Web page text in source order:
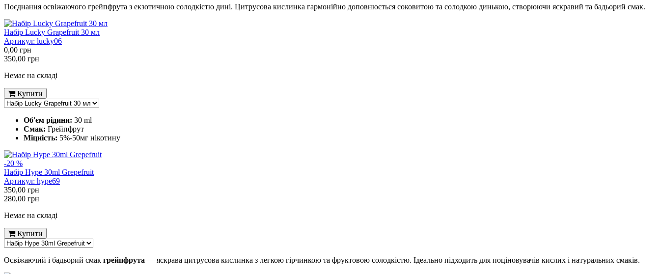
Поєднання освіжаючого грейпфрута з екзотичною солодкістю дині. Цитрусова кислинка гармонійно доповнюється соковитою та солодкою динькою, створюючи яскравий та бадьорий смак.
Набір Lucky Grapefruit 30 мл
Артикул: lucky06
0,00 грн
350,00 грн
Немає на складі
Купити
Об'єм рідини: 30 ml
Смак: Грейпфрут
Міцність: 5%-50мг нікотину
-20 %
Набір Hype 30ml Grepefruit
Артикул: hype69
350,00 грн
280,00 грн
Немає на складі
Купити
Освіжаючий і бадьорий смак грейпфрута — яскрава цитрусова кислинка з легкою гірчинкою та фруктовою солодкістю. Ідеально підходить для поціновувачів кислих і натуральних смаків.